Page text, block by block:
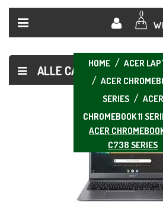
0
ALLE CATEGORIEËN
HOME
ACER
ACER
SERIES
ACER
CHROMEBOOK 11
ACER
C738 SERIES